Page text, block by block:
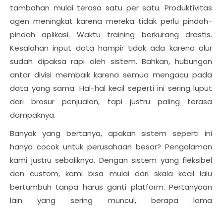
tambahan mulai terasa satu per satu. Produktivitas
agen meningkat karena mereka tidak perlu pindah-
pindah aplikasi. Waktu training berkurang drastis.
Kesalahan input data hampir tidak ada karena alur
sudah dipaksa rapi oleh sistem. Bahkan, hubungan
antar divisi membaik karena semua mengacu pada
data yang sama. Hal-hal kecil seperti ini sering luput
dari brosur penjualan, tapi justru paling terasa
dampaknya.
Banyak yang bertanya, apakah sistem seperti ini
hanya cocok untuk perusahaan besar? Pengalaman
kami justru sebaliknya. Dengan sistem yang fleksibel
dan custom, kami bisa mulai dari skala kecil lalu
bertumbuh tanpa harus ganti platform. Pertanyaan
lain yang sering muncul, berapa lama